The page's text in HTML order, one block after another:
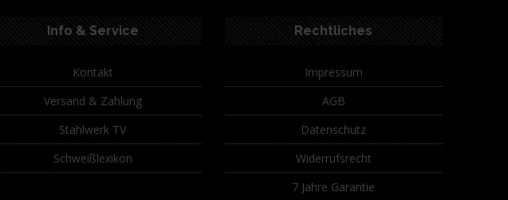
Info & Service
Kontakt
Versand & Zahlung
Stahlwerk TV
Schweißlexikon
Rechtliches
Impressum
AGB
Datenschutz
Widerrufsrecht
7 Jahre Garantie